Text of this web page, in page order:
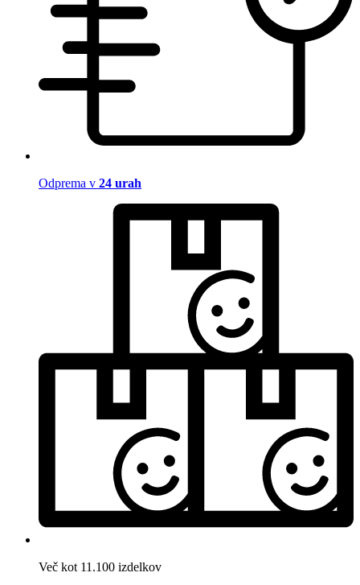
Odprema v 24 urah
Več kot 11.100 izdelkov